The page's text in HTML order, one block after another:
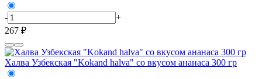
-
+
267 ₽
Халва Узбекская "Kokand halva" со вкусом ананаса 300 гр